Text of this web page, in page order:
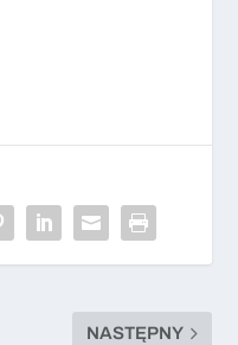
NASTĘPNY